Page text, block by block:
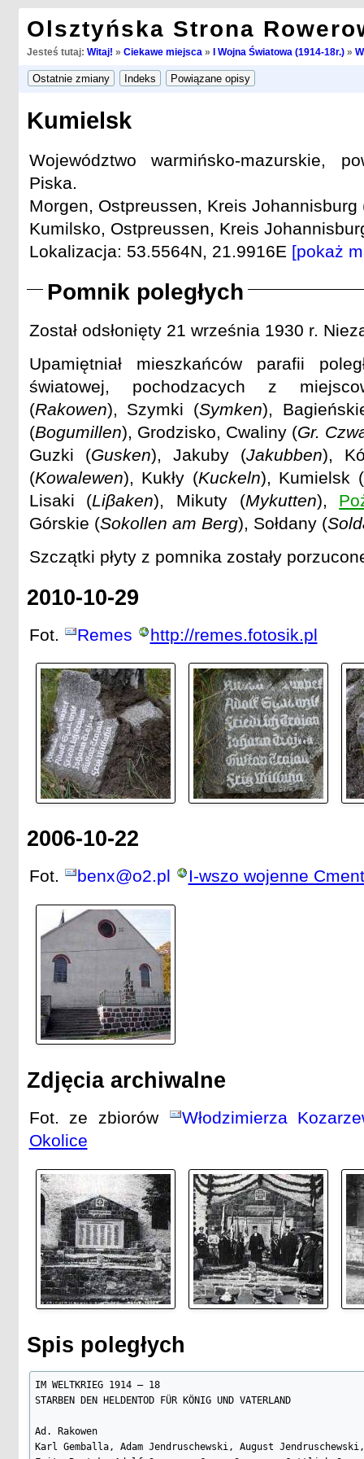
Olsztyńska Strona
Jesteś tutaj: Witaj! » Ciekawe miejsca » I Wojna Światowa (1914-18r.)»
Kumielsk
Województwo warmińsko-mazurskie,
Piska.
Morgen, Ostpreussen, Kreis Johannisburg
Kumilsko, Ostpreussen, Kreis
Lokalizacja: 53.5564N, 21.9916E [pokaż
Pomnik poległych
Został odsłonięty 21 września 1930 r.
Upamiętniał mieszkańców parafii
światowej, pochodzacych z
(Rakowen), Szymki (Symken),
(Bogumillen), Grodzisko, Cwaliny (Gr.
Guzki (Gusken), Jakuby (Jakubben),
(Kowalewen), Kukły (Kuckeln), Kumielsk (
Lisaki (Liβaken), Mikuty (Mykutten),
Górskie (Sokollen am Berg), Sołdany (
Szczątki płyty z pomnika zostały
2010-10-29
Fot. Remes http://remes.fotosik.pl
2006-10-22
Fot. benx@o2.pl I-wszo wojenne
Zdjęcia archiwalne
Fot. ze zbiorów
Włodzimierza
Okolice
Spis poległych
IM WELTKRIEG 1914 – 18
STARBEN DEN HELDENTOD FÜR KÖNIG UND VATERLAND
Ad. Rakowen
Karl Gemballa, Adam Jendruschewski, August